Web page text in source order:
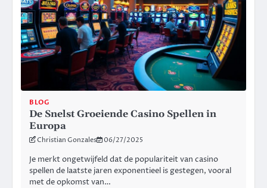
BLOG
De Snelst Groeiende Casino Spellen in
Europa
Christian Gonzales 06/27/2025
Je merkt ongetwijfeld dat de populariteit van casino
spellen de laatste jaren exponentieel is gestegen, vooral
met de opkomst van…